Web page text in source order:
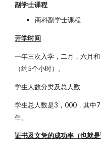
副学士课程
商科副学士课程
开学时间
一年三次入学，二月，六月
（约5个小时）。
学生人数分类及总人数
学生总人数是3，000，其中
生。
证书及文凭的成功率（也就是